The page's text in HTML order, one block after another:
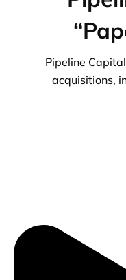
Pipeline
acquisitions,